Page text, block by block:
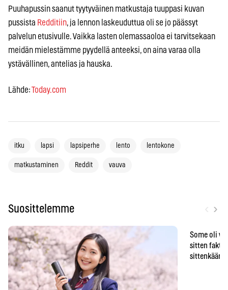
Puuhapussin saanut tyytyväinen matkustaja tuuppasi kuvan
pussista Redditiin, ja lennon laskeuduttua oli se jo päässyt
palvelun etusivulle. Vaikka lasten olemassaoloa ei tarvitsekaan
meidän mielestämme pyydellä anteeksi, on aina varaa olla
ystävällinen, antelias ja hauska.
Lähde:Today.com
itku lapsi lapsiperhe lento lentokone
matkustaminen Reddit vauva
Suosittelemme ›
Some oli
sitten
sittenkään